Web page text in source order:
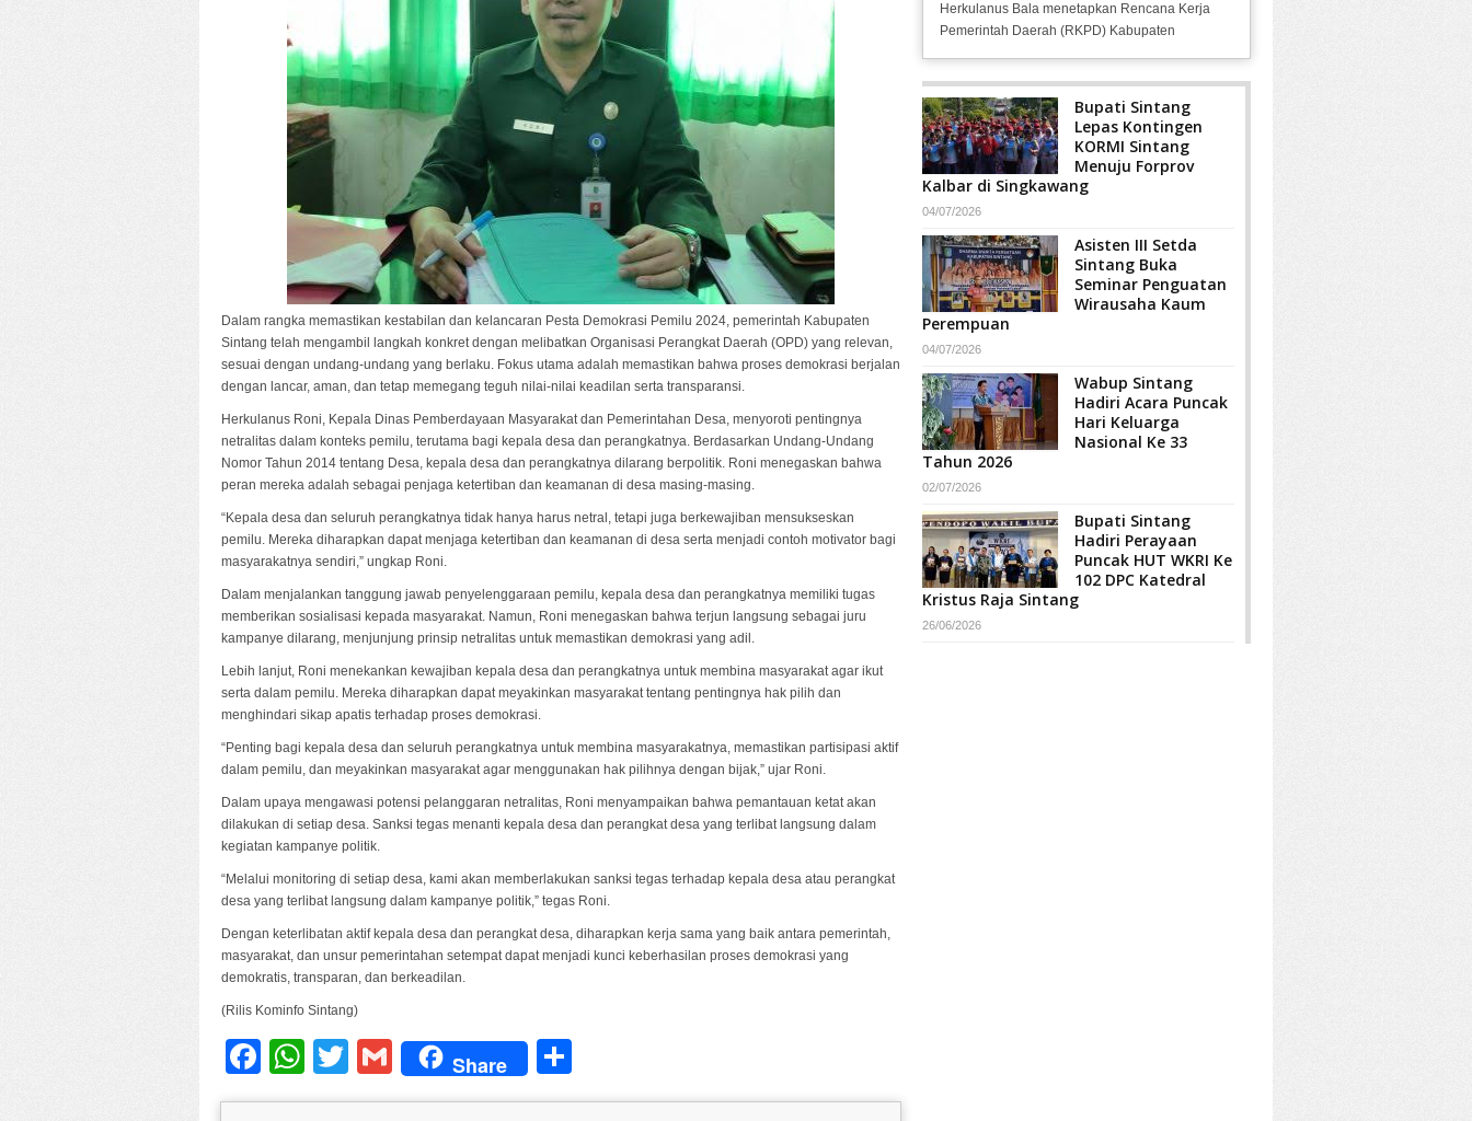
Dalam rangka memastikan kestabilan dan kelancaran Pesta Demokrasi Pemilu 2024, pemerintah Kabupaten
Sintang telah mengambil langkah konkret dengan melibatkan Organisasi Perangkat Daerah (OPD) yang relevan,
sesuai dengan undang-undang yang berlaku. Fokus utama adalah memastikan bahwa proses demokrasi berjalan
dengan lancar, aman, dan tetap memegang teguh nilai-nilai keadilan serta transparansi.
Herkulanus Roni, Kepala Dinas Pemberdayaan Masyarakat dan Pemerintahan Desa, menyoroti pentingnya
netralitas dalam konteks pemilu, terutama bagi kepala desa dan perangkatnya. Berdasarkan Undang-Undang
Nomor Tahun 2014 tentang Desa, kepala desa dan perangkatnya dilarang berpolitik. Roni menegaskan bahwa
peran mereka adalah sebagai penjaga ketertiban dan keamanan di desa masing-masing.
“Kepala desa dan seluruh perangkatnya tidak hanya harus netral, tetapi juga berkewajiban mensukseskan
pemilu. Mereka diharapkan dapat menjaga ketertiban dan keamanan di desa serta menjadi contoh motivator bagi
masyarakatnya sendiri,” ungkap Roni.
Dalam menjalankan tanggung jawab penyelenggaraan pemilu, kepala desa dan perangkatnya memiliki tugas
memberikan sosialisasi kepada masyarakat. Namun, Roni menegaskan bahwa terjun langsung sebagai juru
kampanye dilarang, menjunjung prinsip netralitas untuk memastikan demokrasi yang adil.
Lebih lanjut, Roni menekankan kewajiban kepala desa dan perangkatnya untuk membina masyarakat agar ikut
serta dalam pemilu. Mereka diharapkan dapat meyakinkan masyarakat tentang pentingnya hak pilih dan
menghindari sikap apatis terhadap proses demokrasi.
“Penting bagi kepala desa dan seluruh perangkatnya untuk membina masyarakatnya, memastikan partisipasi aktif
dalam pemilu, dan meyakinkan masyarakat agar menggunakan hak pilihnya dengan bijak,” ujar Roni.
Dalam upaya mengawasi potensi pelanggaran netralitas, Roni menyampaikan bahwa pemantauan ketat akan
dilakukan di setiap desa. Sanksi tegas menanti kepala desa dan perangkat desa yang terlibat langsung dalam
kegiatan kampanye politik.
“Melalui monitoring di setiap desa, kami akan memberlakukan sanksi tegas terhadap kepala desa atau perangkat
desa yang terlibat langsung dalam kampanye politik,” tegas Roni.
Dengan keterlibatan aktif kepala desa dan perangkat desa, diharapkan kerja sama yang baik antara pemerintah,
masyarakat, dan unsur pemerintahan setempat dapat menjadi kunci keberhasilan proses demokrasi yang
demokratis, transparan, dan berkeadilan.
(Rilis Kominfo Sintang)
Facebook
WhatsApp
TwitterGmail
Share
Herkulanus Bala menetapkan Rencana Kerja
Pemerintah Daerah (RKPD) Kabupaten
Bupati Sintang
Lepas Kontingen
KORMI Sintang
Menuju Forprov
Kalbar di Singkawang
04/07/2026
Asisten III Setda
Sintang Buka
Seminar Penguatan
Wirausaha Kaum
Perempuan
04/07/2026
Wabup Sintang
Hadiri Acara Puncak
Hari Keluarga
Nasional Ke 33
Tahun 2026
02/07/2026
Bupati Sintang
Hadiri Perayaan
Puncak HUT WKRI Ke
102 DPC Katedral
Kristus Raja Sintang
26/06/2026